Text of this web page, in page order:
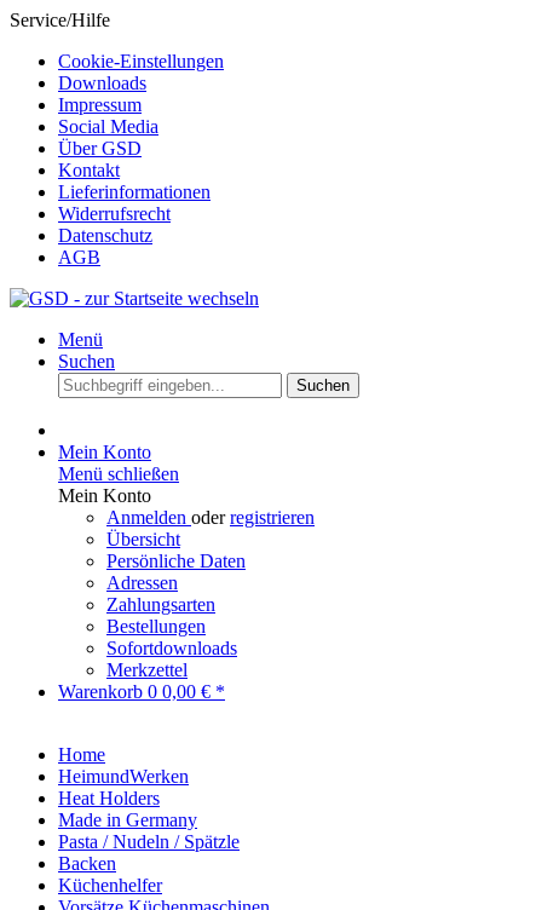
Service/Hilfe
Cookie-Einstellungen
Downloads
Impressum
Social Media
Über GSD
Kontakt
Lieferinformationen
Widerrufsrecht
Datenschutz
AGB
Menü
Suchen
Suchen
Mein Konto
Menü schließen
Mein Konto
Anmelden oderregistrieren
Übersicht
Persönliche Daten
Adressen
Zahlungsarten
Bestellungen
Sofortdownloads
Merkzettel
Warenkorb 0 0,00 € *
Home
HeimundWerken
Heat Holders
Made in Germany
Pasta / Nudeln / Spätzle
Backen
Küchenhelfer